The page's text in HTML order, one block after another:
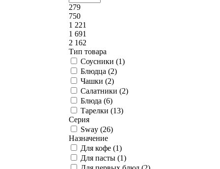
279
750
1 221
1 691
2 162
Тип товара
Соусники (1)
Блюдца (2)
Чашки (2)
Салатники (2)
Блюда (6)
Тарелки (13)
Серия
Sway (26)
Назначение
Для кофе (1)
Для пасты (1)